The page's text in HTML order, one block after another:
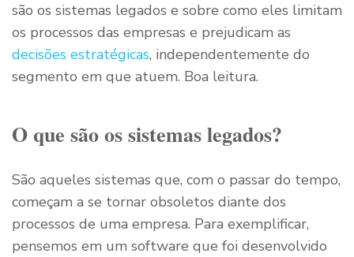
são os sistemas legados e sobre como eles limitam
os processos das empresas e prejudicam as
decisões estratégicas, independentemente do
segmento em que atuem. Boa leitura.
O que são os sistemas legados?
São aqueles sistemas que, com o passar do tempo,
começam a se tornar obsoletos diante dos
processos de uma empresa. Para exemplificar,
pensemos em um software que foi desenvolvido